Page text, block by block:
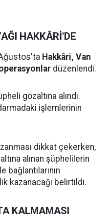
HAKKÂRİ'DE
Hakkâri, Van
düzenlendi.
gözaltına alındı.
işlemlerinin
dikkat çekerken,
alınan şüphelilerin
bağlantılarının
kazanacağı belirtildi.
KALMAMASI